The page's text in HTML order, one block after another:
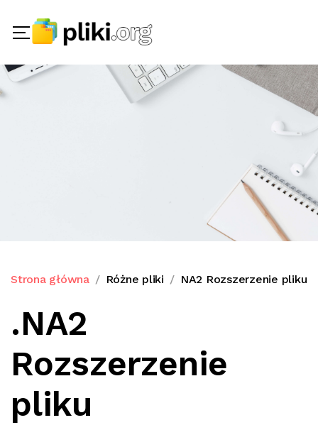
Strona główna Różne pliki NA2 Rozszerzenie pliku
.NA2
Rozszerzenie
pliku